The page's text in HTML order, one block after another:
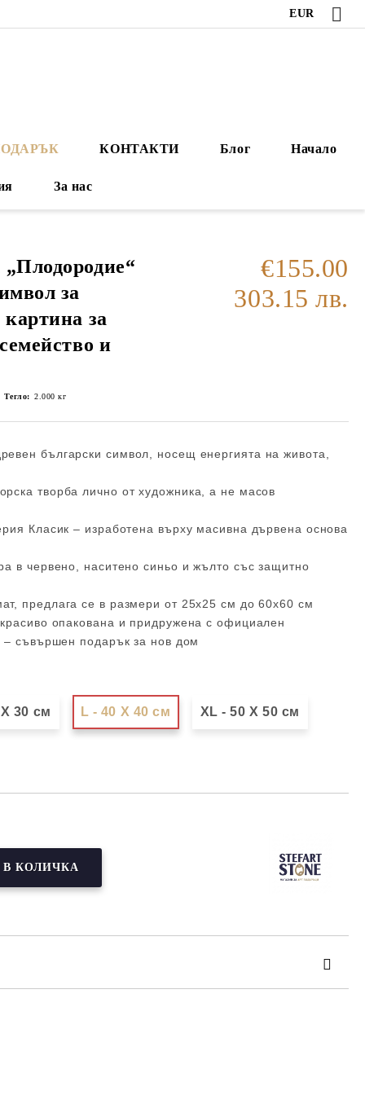
EUR
КОНТАКТИ Блог Начало
За нас
за
за
и
€155.00
303.15 лв.
Тегло: 2.000 кг
български символ, носещ енергията на живота,
творба лично от художника, а не масов
Класик – изработена върху масивна дървена основа
в червено, наситено синьо и жълто със защитно
предлага се в размери от 25х25 см до 60х60 см
опакована и придружена с официален
– съвършен подарък за нов дом
30 см L - 40 X 40 см XL - 50 X 50 см